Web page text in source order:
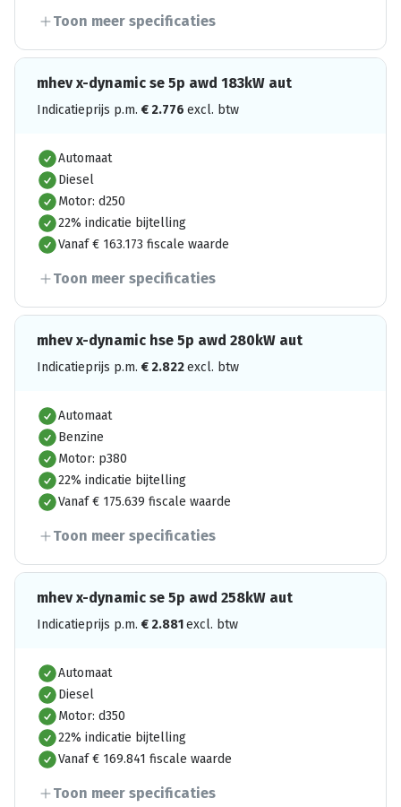
Toon meer specificaties
mhev x-dynamic se 5p awd 183kW aut
Indicatieprijs p.m. € 2.776 excl. btw
Automaat
Diesel
Motor: d250
22% indicatie bijtelling
Vanaf € 163.173 fiscale waarde
Toon meer specificaties
mhev x-dynamic hse 5p awd 280kW aut
Indicatieprijs p.m. € 2.822excl. btw
Automaat
Benzine
Motor: p380
22% indicatie bijtelling
Vanaf € 175.639 fiscale waarde
Toon meer specificaties
mhev x-dynamic se 5p awd 258kW aut
Indicatieprijs p.m. € 2.881excl. btw
Automaat
Diesel
Motor: d350
22% indicatie bijtelling
Vanaf € 169.841 fiscale waarde
Toon meer specificaties